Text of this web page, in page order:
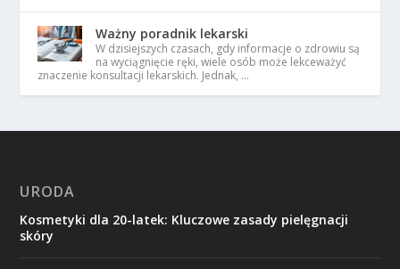
Ważny poradnik lekarski
W dzisiejszych czasach, gdy informacje o zdrowiu są
na wyciągnięcie ręki, wiele osób może lekceważyć
znaczenie konsultacji lekarskich. Jednak, …
URODA
Kosmetyki dla 20-latek: Kluczowe zasady pielęgnacji
skóry